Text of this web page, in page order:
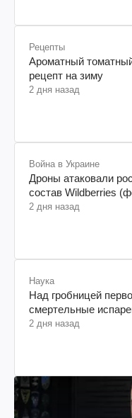
Рецепты
Ароматный
рецепт на зиму
2 дня назад
Война в Украине
Дроны атаковали
состав Wildberries
2 дня назад
Наука
Над гробницей
смертельные
2 дня назад